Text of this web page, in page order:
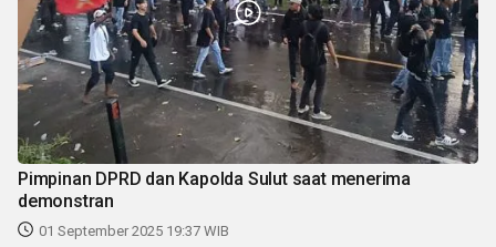
Pimpinan DPRD dan Kapolda Sulut saat menerima
demonstran
01 September 2025 19:37 WIB